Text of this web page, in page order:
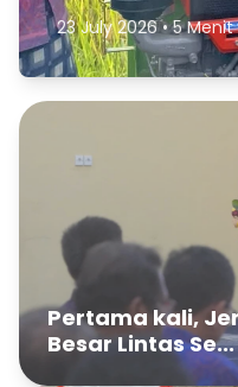
23 July 2026 • 5
Pertama kali,
Besar Lintas Se...